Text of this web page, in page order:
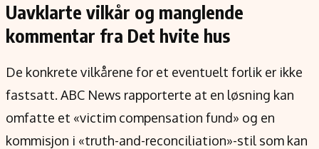
Uavklarte vilkår og manglende
kommentar fra Det hvite hus
De konkrete vilkårene for et eventuelt forlik er ikke
fastsatt. ABC News rapporterte at en løsning kan
omfatte et «victim compensation fund» og en
kommisjon i «truth-and-reconciliation»-stil som kan